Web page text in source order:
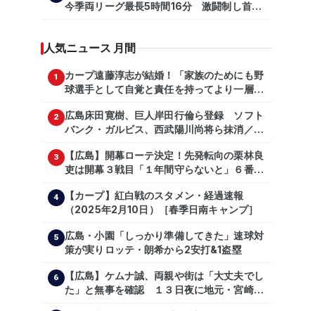
今季両リーグ最長5時間16分 激闘制し首位
人気ニュース 月間
1
カープ遠藤淳志が結婚！「家族のためにも野
球選手として自覚と責任を持ってより一層頑
2
広島床田寛樹、巨人岸田行倫ら登録 ソフト
バンク・ガルビス、西武陽川尚将ら抹消／２
3
【広島】開幕ローテ決定！先発転向の栗林良
吏は開幕３戦目「１年間守らないと」６番手
4
【カープ】紅白戦のスタメン・経過速報
（2025年2月10日）［春季日南キャンプ］
5
広島・小園「しっかり準備してきた」速球対
策が実りロッテ・朗希から2安打&1盗塁
6
【広島】ケムナ誠、両親や街は「大丈夫でし
た」と無事を確認 １３日夜に地元・宮崎県